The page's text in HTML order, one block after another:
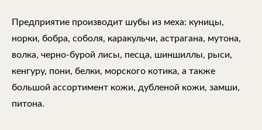
Предприятие производит шубы из меха: куницы,
норки, бобра, соболя, каракульчи, астрагана, мутона,
волка, черно-бурой лисы, песца, шиншиллы, рыси,
кенгуру, пони, белки, морского котика, а также
большой ассортимент кожи, дубленой кожи, замши,
питона.